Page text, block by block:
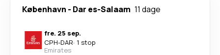
København - Dar es-Salaam 11 dage
fre. 25 sep.
CPH-DAR· 1 stop
Emirates